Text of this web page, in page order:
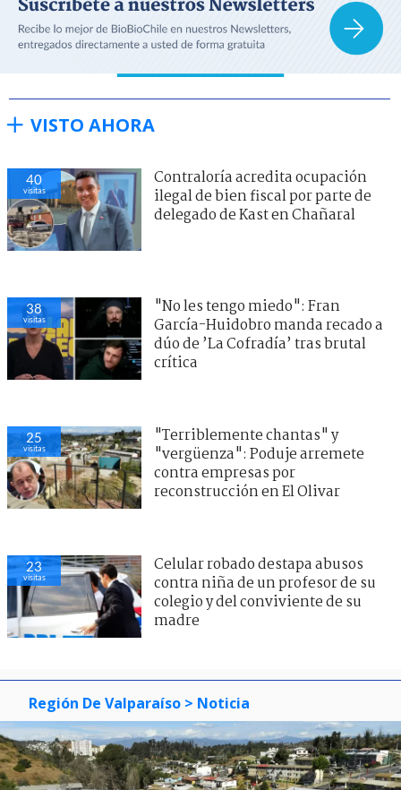
VISTO AHORA
40
visitas
Contraloría acredita ocupación
ilegal de bien fiscal por parte de
delegado de Kast en Chañaral
38
visitas
"No les tengo miedo": Fran
García-Huidobro manda recado a
dúo de ’La Cofradía’ tras brutal
crítica
25
visitas
"Terriblemente chantas" y
"vergüenza": Poduje arremete
contra empresas por
reconstrucción en El Olivar
23
visitas
Celular robado destapa abusos
contra niña de un profesor de su
colegio y del conviviente de su
madre
Región De Valparaíso > Noticia